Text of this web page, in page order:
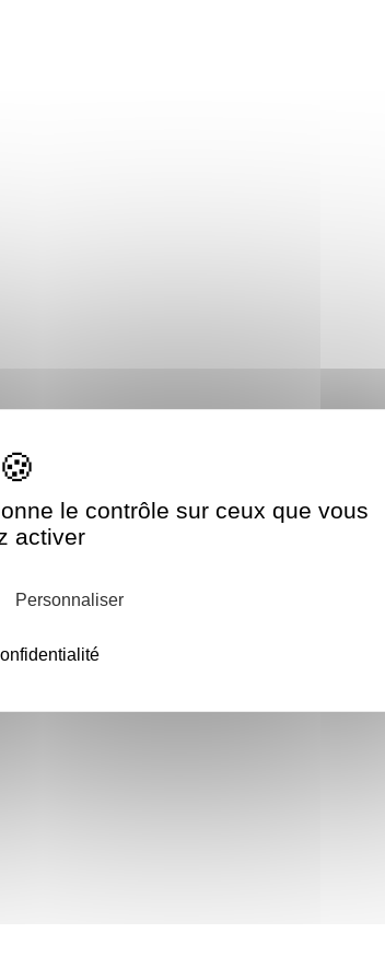
le contrôle sur ceux que vous
activer
Personnaliser